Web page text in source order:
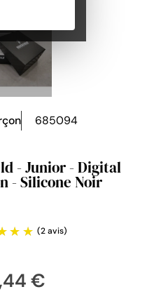
685094
- Junior - Digital
- Silicone Noir
€